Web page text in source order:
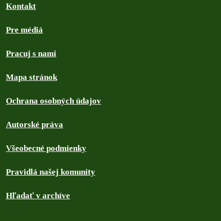
Kontakt
Pre médiá
Pracuj s nami
Mapa stránok
Ochrana osobných údajov
Autorské práva
Všeobecné podmienky
Pravidlá našej komunity
Hľadať v archíve